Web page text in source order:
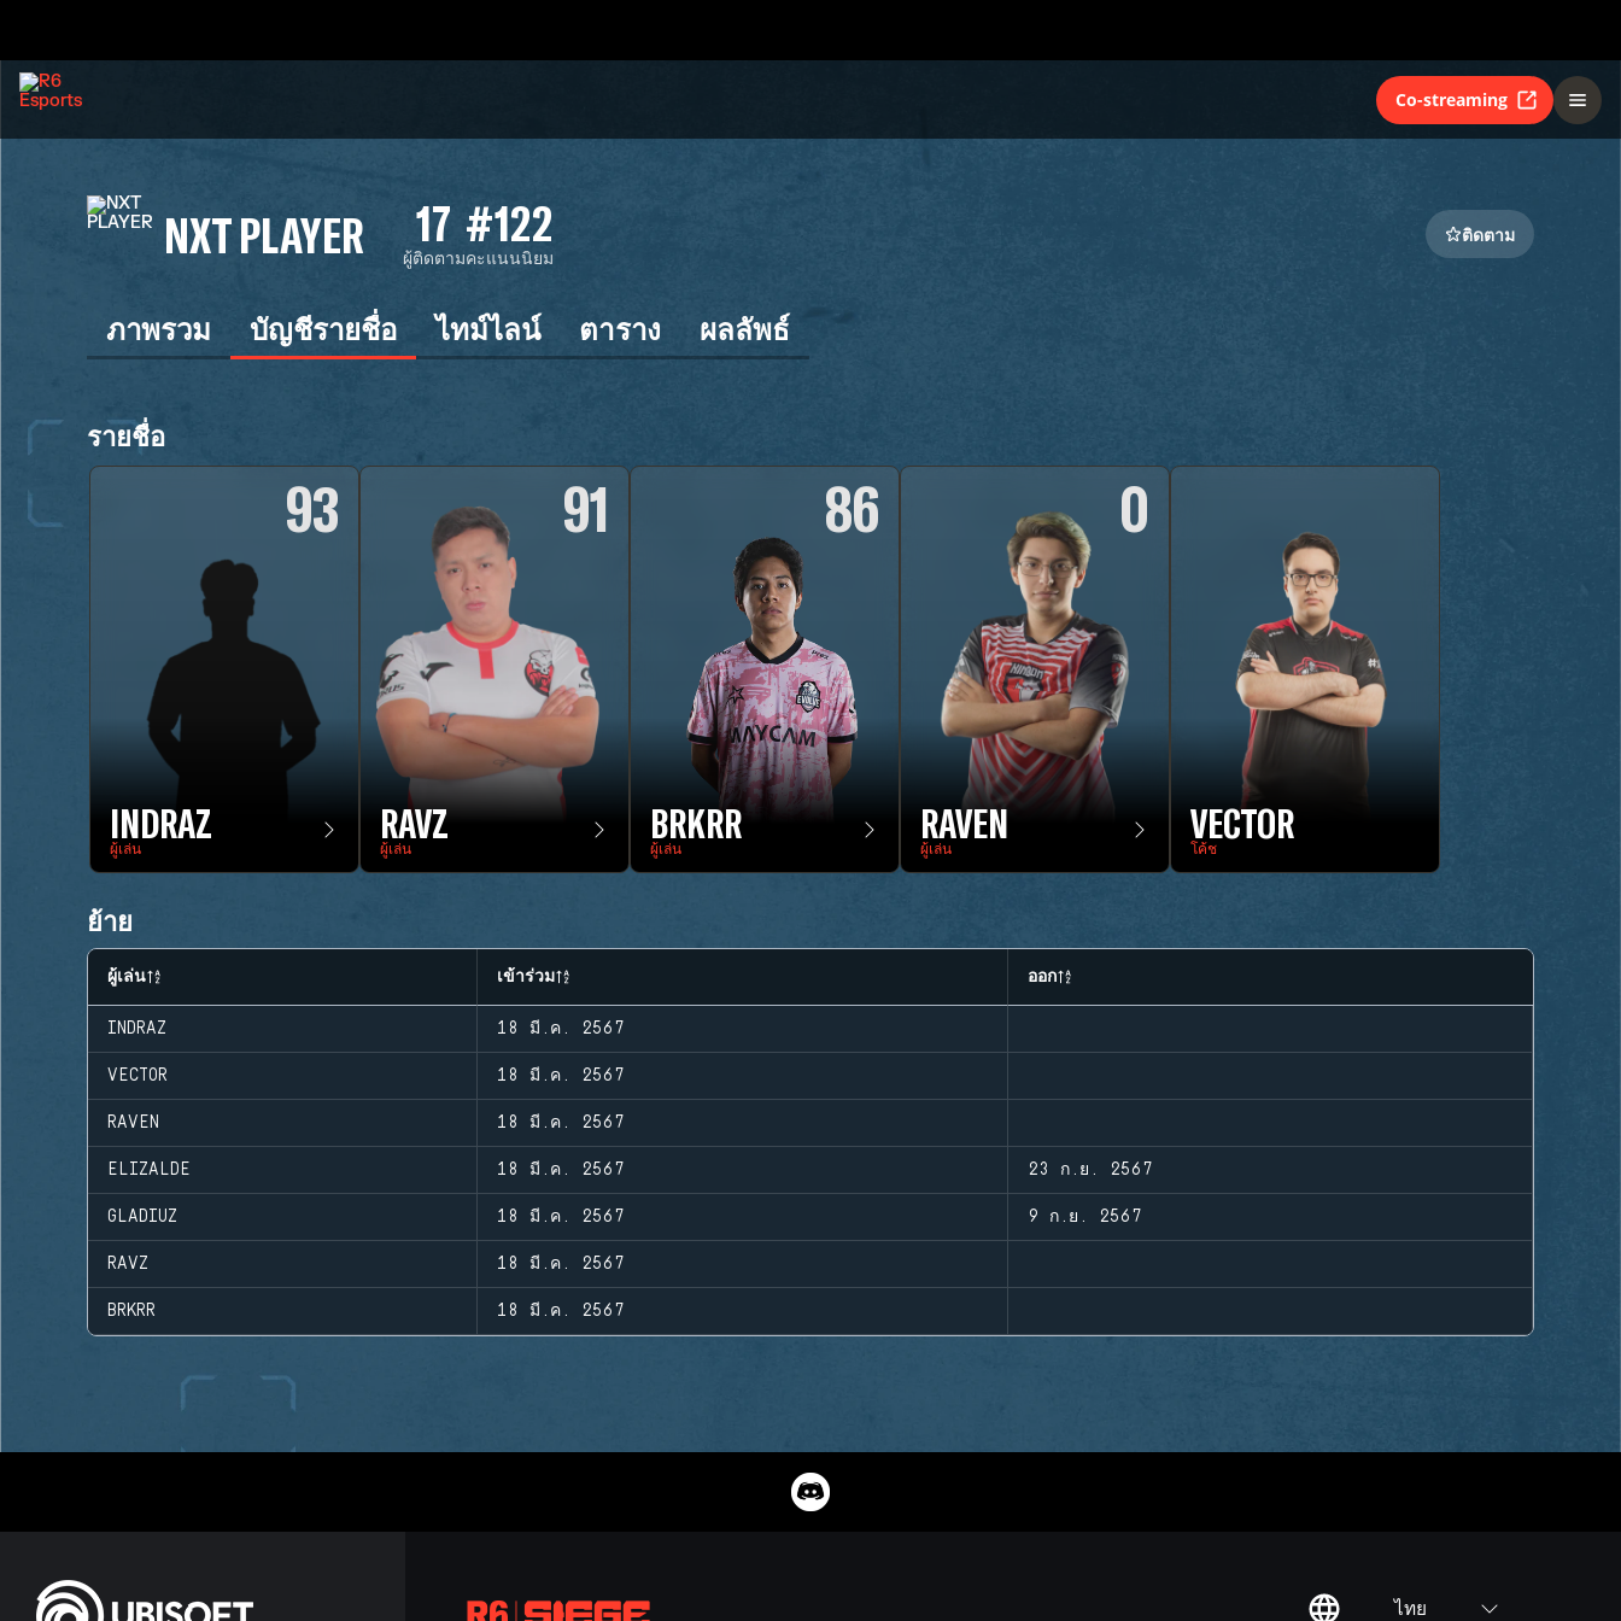
Co-streaming
NXT PLAYER 17
ผู้ติดตาม
#122
คะแนนนิยม
ติดตาม
ภาพรวม บัญชีรายชื่อ ไทม์ไลน์ ตาราง ผลลัพธ์
รายชื่อ
93
INDRAZ
ผู้เล่น
91
RAVZ
ผู้เล่น
86
BRKRR
ผู้เล่น
0
RAVEN
ผู้เล่น
VECTOR
โค้ช
ย้าย
ผู้เล่น เข้าร่วม ออก
INDRAZ 18 มี.ค. 2567
VECTOR 18 มี.ค. 2567
RAVEN 18 มี.ค. 2567
ELIZALDE 18 มี.ค. 2567 23 ก.ย. 2567
GLADIUZ 18 มี.ค. 2567 9 ก.ย. 2567
RAVZ 18 มี.ค. 2567
BRKRR 18 มี.ค. 2567
ไทย